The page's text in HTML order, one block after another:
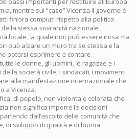
mentre sul “caso” Vicenza il governo è
fin’ora compiuti rispetto alla politica
della stessa sovranità nazionale ;
locale, la quale non può essere irrisa ma
può alzare un muro tra se stessa e la
potersi esprimere e contare.
le donne, gli uomini, le ragazze e i
società civile, i sindacati, i movimenti
alla manifestazione internazionale che
a Vicenza.
di popolo, non violenta e colorata che
non significa imporre le decisioni
dall’ascolto delle comunità che
di sviluppo di qualità e di buona